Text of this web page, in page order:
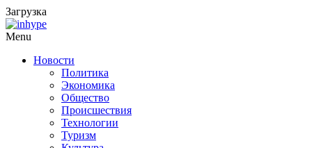
Загрузка
Menu
Новости
Политика
Экономика
Общество
Происшествия
Технологии
Туризм